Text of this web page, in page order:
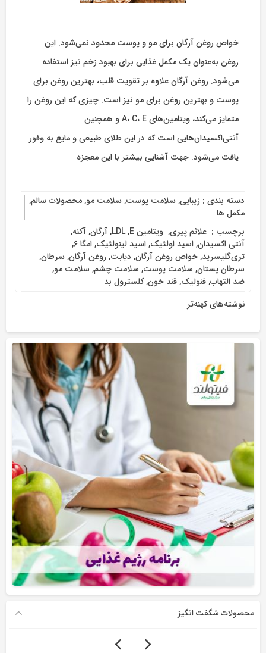
خواص روغن آرگان برای مو و پوست محدود نمی‌شود. این
روغن به‌عنوان یک مکمل غذایی برای بهبود زخم نیز استفاده
می‌شود. روغن آرگان علاوه بر تقویت قلب، بهترین روغن برای
پوست و بهترین روغن برای مو نیز است. چیزی که این روغن را
متمایز می‌کند، ویتامین‌های A، C، E و همچنین
آنتی‌اکسیدان‌هایی است که در این طلای طبیعی و مایع به وفور
یافت می‌شود. جهت آشنایی بیشتر با این معجزه
دسته بندی : زیبایی, سلامت پوست, سلامت مو,محصولات سالم,
مکمل ها
برچسب : ‌ علائم پیری, ‌ ویتامین E ,
LDL
,آرگان,آکنه,
آنتی اکسیدان,اسید اولئیک,اسید لینولئیک,امگا 6 ,
تری‌گلیسرید,خواص روغن آرگان, دیابت, روغن آرگان, سرطان,
سرطان پستان, سلامت پوست, سلامت چشم, سلامت مو,
ضد التهاب,فنولیک,قند خون,کلسترول بد
راهبری
نوشته‌ها
نوشته‌های کهنه‌تر
محصولات شگفت انگیز